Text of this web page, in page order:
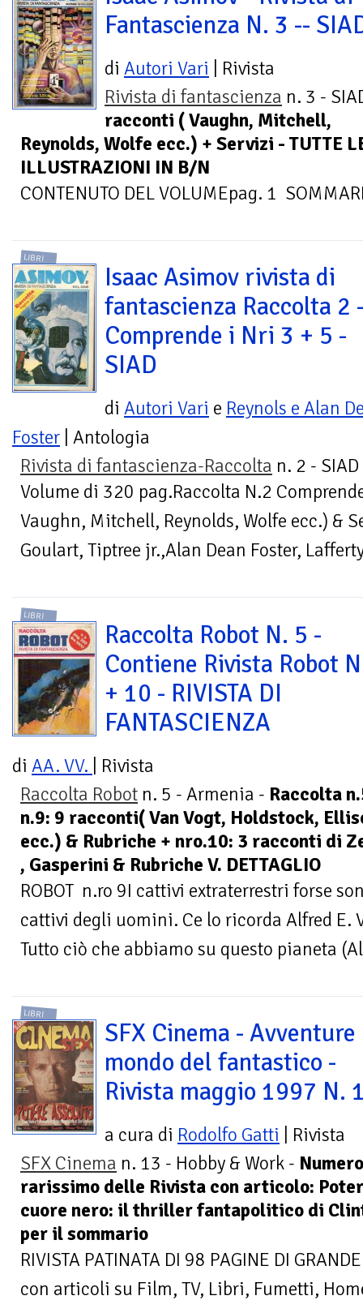
Fantascienza N. 3 --
di Autori Vari | Rivista
Rivista di fantascienza n. 3 -
racconti ( Vaughn, Mitchell,
Reynolds, Wolfe ecc.) + Servizi - TUTTE
ILLUSTRAZIONI IN B/N
CONTENUTO DEL VOLUMEpag. 1
LIBRI
Isaac Asimov rivista di
fantascienza Raccolta 2
Comprende i Nri 3 + 5 -
SIAD
di Autori Vari e Reynols e Alan
Foster | Antologia
Rivista di fantascienza-Raccolta n. 2 -
Volume di 320 pag.Raccolta N.2
Vaughn, Mitchell, Reynolds, Wolfe ecc.) &
Goulart, Tiptree jr.,Alan Dean Foster,
LIBRI
Raccolta Robot N. 5 -
Contiene Rivista Robot
+ 10 - RIVISTA DI
FANTASCIENZA
di AA. VV.
| Rivista
Raccolta Robot n. 5 - Armenia - Raccolta
n.9: 9 racconti( Van Vogt, Holdstock,
ecc.) & Rubriche + nro.10: 3 racconti di
, Gasperini & Rubriche V. DETTAGLIO
ROBOT n.ro 9I cattivi extraterrestri forse
cattivi degli uomini. Ce lo ricorda Alfred E.
Tutto ciò che abbiamo su questo pianeta
LIBRI
SFX Cinema -
mondo del fantastico -
Rivista maggio 1997 N.
a cura di Rodolfo Gatti | Rivista
SFX Cinema n. 13 - Hobby & Work - Numero
rarissimo delle Rivista con articolo:
cuore nero: il thriller fantapolitico di
per il sommario
RIVISTA PATINATA DI 98 PAGINE DI
con articoli su Film, TV, Libri, Fumetti,